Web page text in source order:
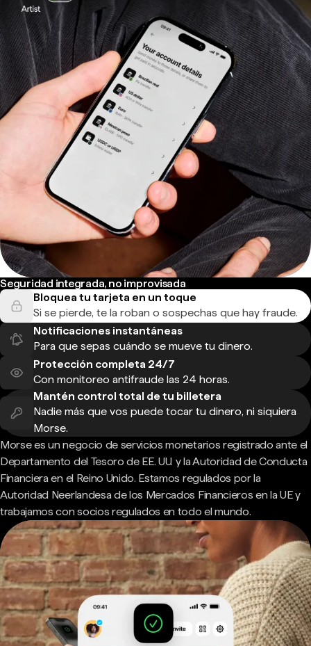
Seguridad integrada, no improvisada
Bloquea tu tarjeta en un toque
Si se pierde, te la roban o sospechas que hay fraude.
Notificaciones instantáneas
Para que sepas cuándo se mueve tu dinero.
Protección completa 24/7
Con monitoreo antifraude las 24 horas.
Mantén control total de tu billetera
Nadie más que vos puede tocar tu dinero, ni siquiera
Morse.
Morse es un negocio de servicios monetarios registrado ante el
Departamento del Tesoro de EE. UU. y la Autoridad de Conducta
Financiera en el Reino Unido. Estamos regulados por la
Autoridad Neerlandesa de los Mercados Financieros en la UE y
trabajamos con socios regulados en todo el mundo.